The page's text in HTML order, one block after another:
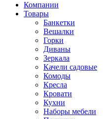
Компании
Товары
Банкетки
Вешалки
Горки
Диваны
Зеркала
Качели садовые
Комоды
Кресла
Кровати
Кухни
Наборы мебели